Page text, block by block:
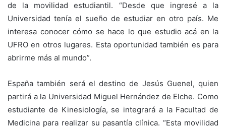
de la movilidad estudiantil. “Desde que ingresé a la
Universidad tenía el sueño de estudiar en otro país. Me
interesa conocer cómo se hace lo que estudio acá en la
UFRO en otros lugares. Esta oportunidad también es para
abrirme más al mundo”.
España también será el destino de Jesús Guenel, quien
partirá a la Universidad Miguel Hernández de Elche. Como
estudiante de Kinesiología, se integrará a la Facultad de
Medicina para realizar su pasantía clínica. “Esta movilidad